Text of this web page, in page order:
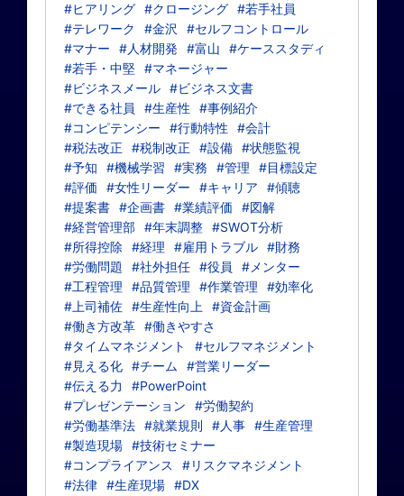
#ヒアリング #クロージング #若手社員
#テレワーク
#金沢
#セルフコントロール
#マナー
#人材開発 #富山
#ケーススタディ
#若手・中堅 #マネージャー
#ビジネスメール #ビジネス文書
#できる社員
#生産性
#事例紹介
#コンピテンシー
#行動特性
#会計
#税法改正
#税制改正 #設備 #状態監視
#予知
#機械学習 #実務 #管理
#目標設定
#評価
#女性リーダー #キャリア
#傾聴
#提案書 #企画書 #業績評価
#図解
#経営管理部 #年末調整 #SWOT分析
#所得控除
#経理 #雇用トラブル #財務
#労働問題
#社外担任 #役員
#メンター
#工程管理
#品質管理 #作業管理
#効率化
#上司補佐 #生産性向上
#資金計画
#働き方改革 #働きやすさ
#タイムマネジメント
#セルフマネジメント
#見える化 #チーム
#営業リーダー
#伝える力
#PowerPoint
#プレゼンテーション
#労働契約
#労働基準法 #就業規則 #人事 #生産管理
#製造現場 #技術セミナー
#コンプライアンス
#リスクマネジメント
#法律 #生産現場 #DX